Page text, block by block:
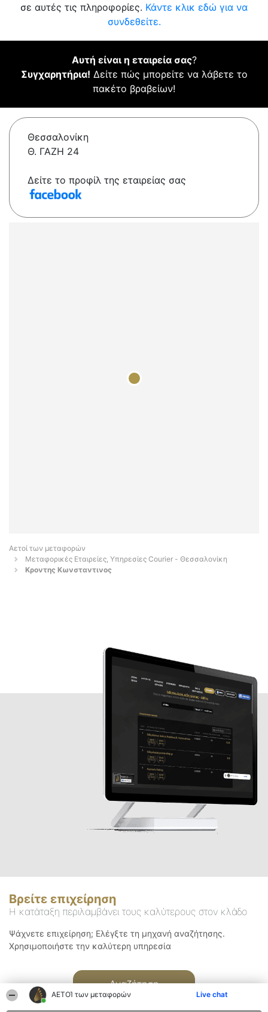
ΑΕΤΟΊ των μεταφορών Live chat
σε αυτές τις πληροφορίες. Κάντε κλικ εδώ για να
συνδεθείτε.
Αυτή είναι η εταιρεία σας?
Συγχαρητήρια! Δείτε πώς μπορείτε να λάβετε το
πακέτο βραβείων!
Θεσσαλονίκη
Θ. ΓΑΖΗ 24
Δείτε το προφίλ της εταιρείας σας
Αετοί των μεταφορών
Μεταφορικές Εταιρείες, Υπηρεσίες Courier - Θεσσαλονίκη
Κροντης Κωνσταντινος
Βρείτε επιχείρηση
Η κατάταξη περιλαμβάνει τους καλύτερους στον κλάδο
Ψάχνετε επιχείρηση; Ελέγξτε τη μηχανή αναζήτησης.
Χρησιμοποιήστε την καλύτερη υπηρεσία
Αναζήτηση